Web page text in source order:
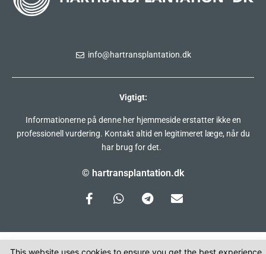
info@hartransplantation.dk
Vigtigt:
Informationerne på denne her hjemmeside erstatter ikke en
professionell vurdering. Kontakt altid en legitimeret læge, når du
har brug for det.
© hartransplantation.dk
This website uses cookies to ensure you get the best experience